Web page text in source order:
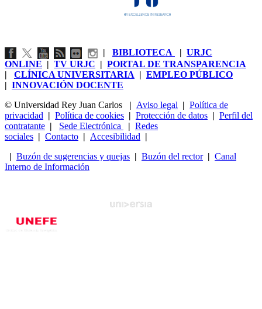
| BIBLIOTECA | URJC
ONLINE | TV URJC | PORTAL DE TRANSPARENCIA
| CLÍNICA UNIVERSITARIA | EMPLEO PÚBLICO
| INNOVACIÓN DOCENTE
© Universidad Rey Juan Carlos
| Aviso legal | Política de
privacidad | Política de cookies | Protección de datos | Perfil del
contratante | Sede Electrónica | Redes
sociales | Contacto | Accesibilidad |
| Buzón de sugerencias y quejas | Buzón del rector| Canal
Interno de Información